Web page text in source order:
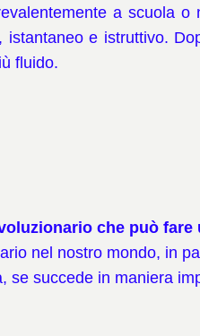
a scuola
e istruttivo.
fluido.
che può
nel nostro mondo, in
se succede in maniera